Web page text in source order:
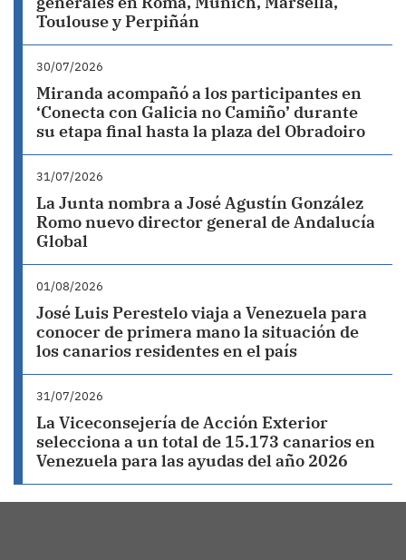
Toulouse y Perpiñán
30/07/2026
Miranda acompañó a los participantes en
‘Conecta con Galicia no Camiño’ durante
su etapa final hasta la plaza del Obradoiro
31/07/2026
La Junta nombra a José Agustín González
Romo nuevo director general de Andalucía
Global
01/08/2026
José Luis Perestelo viaja a Venezuela para
conocer de primera mano la situación de
los canarios residentes en el país
31/07/2026
La Viceconsejería de Acción Exterior
selecciona a un total de 15.173 canarios en
Venezuela para las ayudas del año 2026